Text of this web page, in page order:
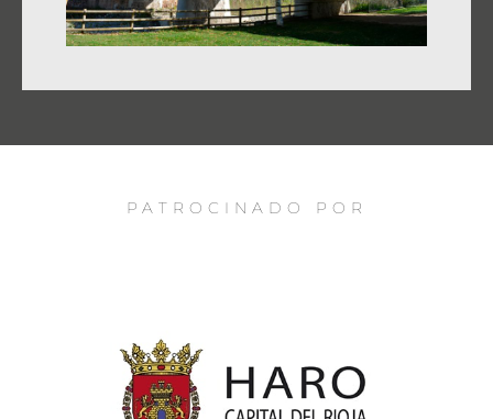
PATROCINADO POR